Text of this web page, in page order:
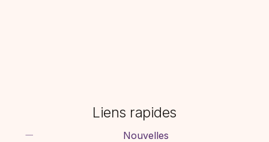
Liens rapides
Nouvelles